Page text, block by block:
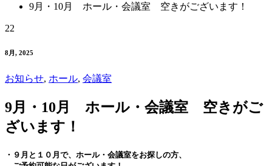
9月・10月 ホール・会議室 空きがございます！
22
8月, 2025
お知らせ, ホール, 会議室
9月・10月 ホール・会議室 空きがご
ざいます！
・９月と１０月で、ホール・会議室をお探しの方、